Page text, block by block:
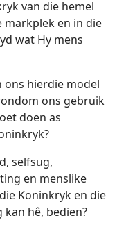
van die hemel
markplek en in die
wat Hy mens
ons hierdie model
ons gebruik
doen as
selfsug,
en menslike
Koninkryk en die
hê, bedien?